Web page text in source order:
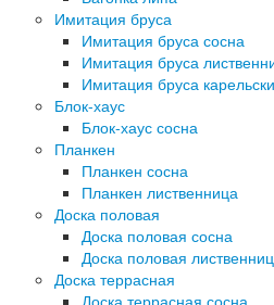
Имитация бруса
Имитация бруса сосна
Имитация бруса
Имитация бруса
Блок-хаус
Блок-хаус сосна
Планкен
Планкен сосна
Планкен лиственница
Доска половая
Доска половая сосна
Доска половая
Доска террасная
Доска террасная сосна